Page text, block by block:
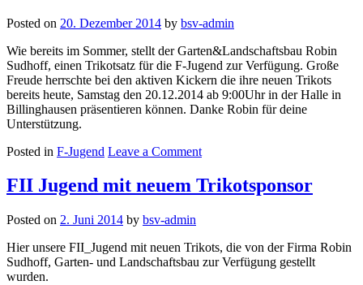
Posted on 20. Dezember 2014 by bsv-admin
Wie bereits im Sommer, stellt der Garten&Landschaftsbau Robin
Sudhoff, einen Trikotsatz für die F-Jugend zur Verfügung. Große
Freude herrschte bei den aktiven Kickern die ihre neuen Trikots
bereits heute, Samstag den 20.12.2014 ab 9:00Uhr in der Halle in
Billinghausen präsentieren können. Danke Robin für deine
Unterstützung.
Posted in F-Jugend Leave a Commenton
stellt
Robin
Jugend
einen
FII Jugend mit neuem Trikotsponsor
Posted on 2. Juni 2014 by bsv-admin
Hier unsere FII_Jugend mit neuen Trikots, die von der Firma Robin
Sudhoff, Garten- und Landschaftsbau zur Verfügung gestellt
wurden.